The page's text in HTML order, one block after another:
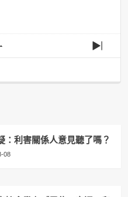
Next
利害關係人意見聽了嗎？
08